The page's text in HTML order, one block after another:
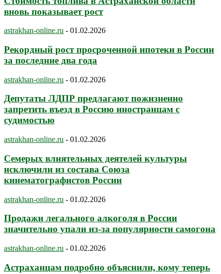
вновь показывает рост
astrakhan-online.ru - 01.02.2026
Рекордный рост просроченной ипотеки в России
за последние два года
astrakhan-online.ru - 01.02.2026
Депутаты ЛДПР предлагают пожизненно
запретить въезд в Россию иностранцам с
судимостью
astrakhan-online.ru - 01.02.2026
Семерых влиятельных деятелей культуры
исключили из состава Союза
кинематографистов России
astrakhan-online.ru - 01.02.2026
Продажи легального алкоголя в России
значительно упали из-за популярности самогона
astrakhan-online.ru - 01.02.2026
Астраханцам подробно объяснили, кому теперь